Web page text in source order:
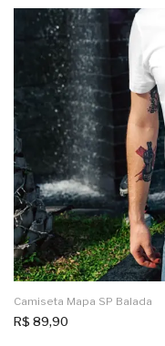
Camiseta Mapa SP Balada
R$ 89,90